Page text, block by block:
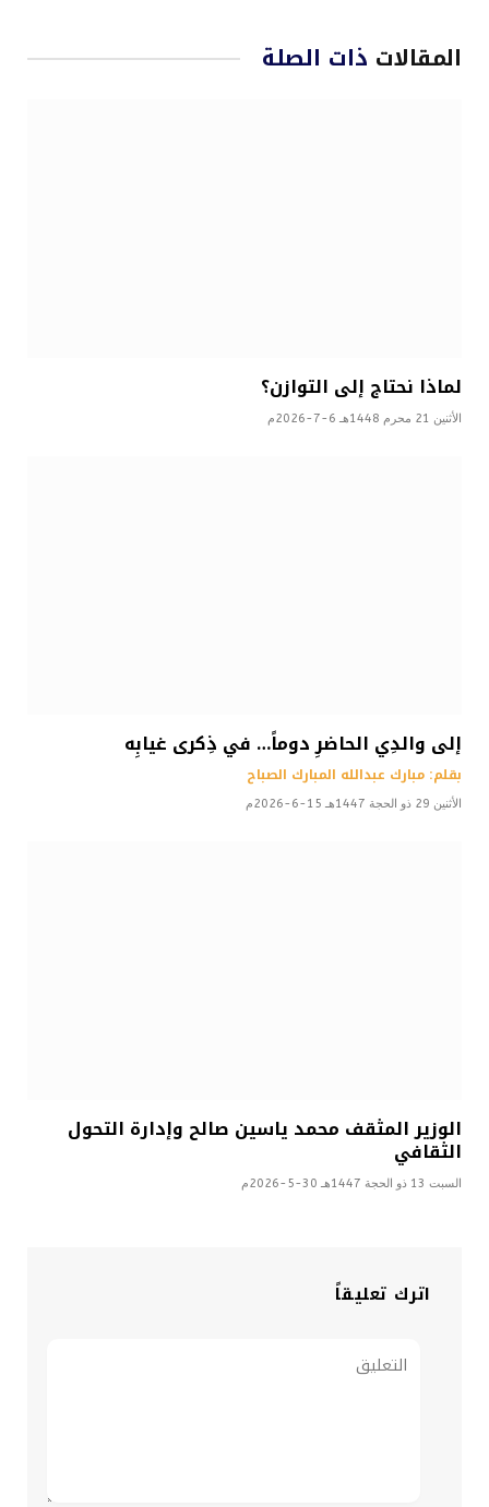
المقالات ذات الصلة
لماذا نحتاج إلى التوازن؟
الأثنين 21 محرم 1448هـ 6-7-2026م
إلى والدِي الحاضرِ دوماً… في ذِكرى غيابِه
بقلم: مبارك عبدالله المبارك الصباح
الأثنين 29 ذو الحجة 1447هـ 15-6-2026م
الوزير المثقف محمد ياسين صالح وإدارة التحول
الثقافي
السبت 13 ذو الحجة 1447هـ 30-5-2026م
اترك تعليقاً